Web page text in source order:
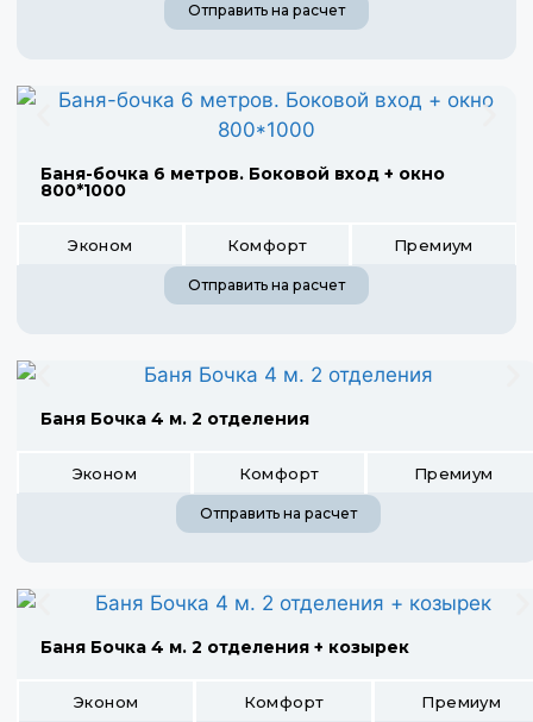
Отправить на расчет
Баня-бочка 6 метров. Боковой вход + окно
800*1000
Эконом Комфорт Премиум
Отправить на расчет
Баня Бочка 4 м. 2 отделения
Эконом Комфорт Премиум
Отправить на расчет
Баня Бочка 4 м. 2 отделения + козырек
Эконом Комфорт Премиум